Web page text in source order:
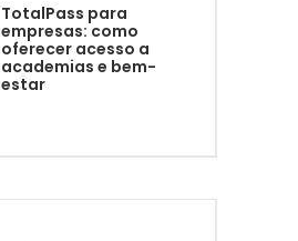
TotalPass para
empresas: como
oferecer acesso a
academias e bem-
estar